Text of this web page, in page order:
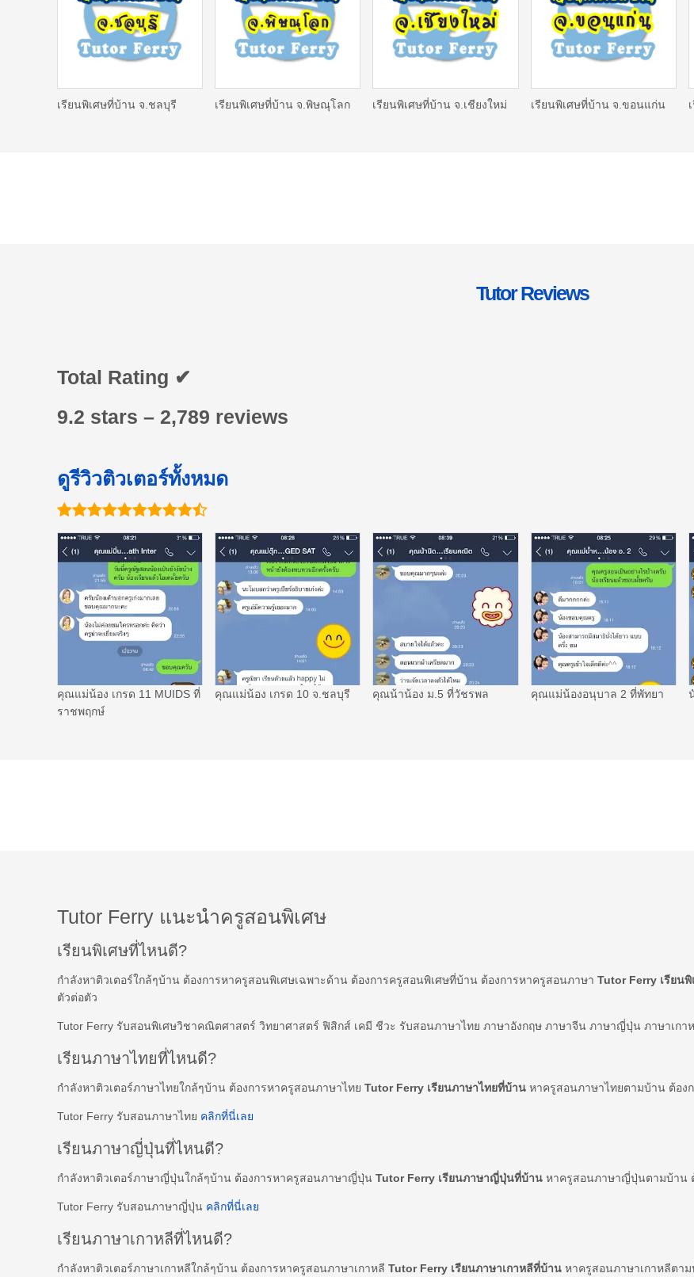
เรียนพิเศษที่บ้าน จ.ชลบุรี เรียนพิเศษที่บ้าน จ.พิษณุโลก เรียนพิเศษที่บ้าน จ.เชียงใหม่ เรียนพิเศษที่บ้าน จ.ขอนแก่น
Tutor Reviews
Total Rating ✔
9.2 stars – 2,789 reviews
ดูรีวิวติวเตอร์ทั้งหมด
คุณแม่น้อง เกรด 11 MUIDS ที่
ราชพฤกษ์
คุณแม่น้อง เกรด 10 จ.ชลบุรี คุณน้าน้อง ม.5 ที่วัชรพล คุณแม่น้องอนุบาล 2 ที่พัทยา
Tutor Ferry แนะนำครูสอนพิเศษ
เรียนพิเศษที่ไหนดี?
กำลังหาติวเตอร์ใกล้ๆบ้าน ต้องการหาครูสอนพิเศษเฉพาะด้าน ต้องการครูสอนพิเศษที่บ้าน ต้องการหาครูสอนภาษา Tutor Ferry เรียน
ตัวต่อตัว
Tutor Ferry รับสอนพิเศษวิชาคณิตศาสตร์ วิทยาศาสตร์ ฟิสิกส์ เคมี ชีวะ รับสอนภาษาไทย ภาษาอังกฤษ ภาษาจีน ภาษาญี่ปุ่น ภาษาเกา
เรียนภาษาไทยที่ไหนดี?
กำลังหาติวเตอร์ภาษาไทยใกล้ๆบ้าน ต้องการหาครูสอนภาษาไทย Tutor Ferry เรียนภาษาไทยที่บ้าน หาครูสอนภาษาไทยตามบ้าน ต้อง
Tutor Ferry รับสอนภาษาไทย คลิกที่นี่เลย
เรียนภาษาญี่ปุ่นที่ไหนดี?
กำลังหาติวเตอร์ภาษาญี่ปุ่นใกล้ๆบ้าน ต้องการหาครูสอนภาษาญี่ปุ่น Tutor Ferry เรียนภาษาญี่ปุ่นที่บ้าน หาครูสอนภาษาญี่ปุ่นตามบ้าน
Tutor Ferry รับสอนภาษาญี่ปุ่น คลิกที่นี่เลย
เรียนภาษาเกาหลีที่ไหนดี?
กำลังหาติวเตอร์ภาษาเกาหลีใกล้ๆบ้าน ต้องการหาครูสอนภาษาเกาหลี Tutor Ferry เรียนภาษาเกาหลีที่บ้าน หาครูสอนภาษาเกาหลีตา